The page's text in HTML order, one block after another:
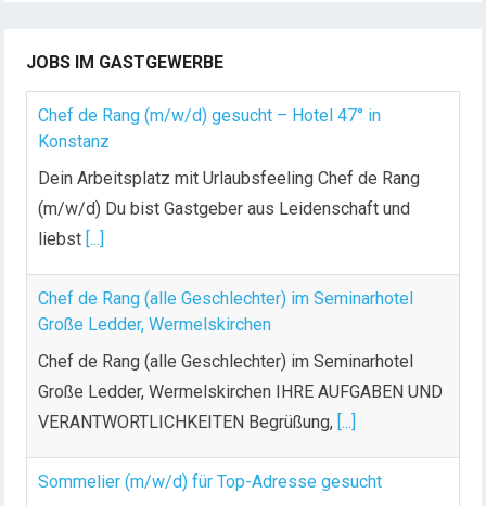
JOBS IM GASTGEWERBE
Chef de Rang (m/w/d) gesucht – Hotel 47° in
Konstanz
Dein Arbeitsplatz mit Urlaubsfeeling Chef de Rang
(m/w/d) Du bist Gastgeber aus Leidenschaft und
liebst [...]
Chef de Rang (alle Geschlechter) im Seminarhotel
Große Ledder, Wermelskirchen
Chef de Rang (alle Geschlechter) im Seminarhotel
Große Ledder, Wermelskirchen IHRE AUFGABEN UND
VERANTWORTLICHKEITEN Begrüßung, [...]
Sommelier (m/w/d) für Top-Adresse gesucht